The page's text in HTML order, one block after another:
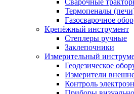
Термопеналы
Газосварочное
Крепёжный инструмент
Степлеры ручные
Заклепочники
Измерительный
Геодезическое
Измерители
Контроль